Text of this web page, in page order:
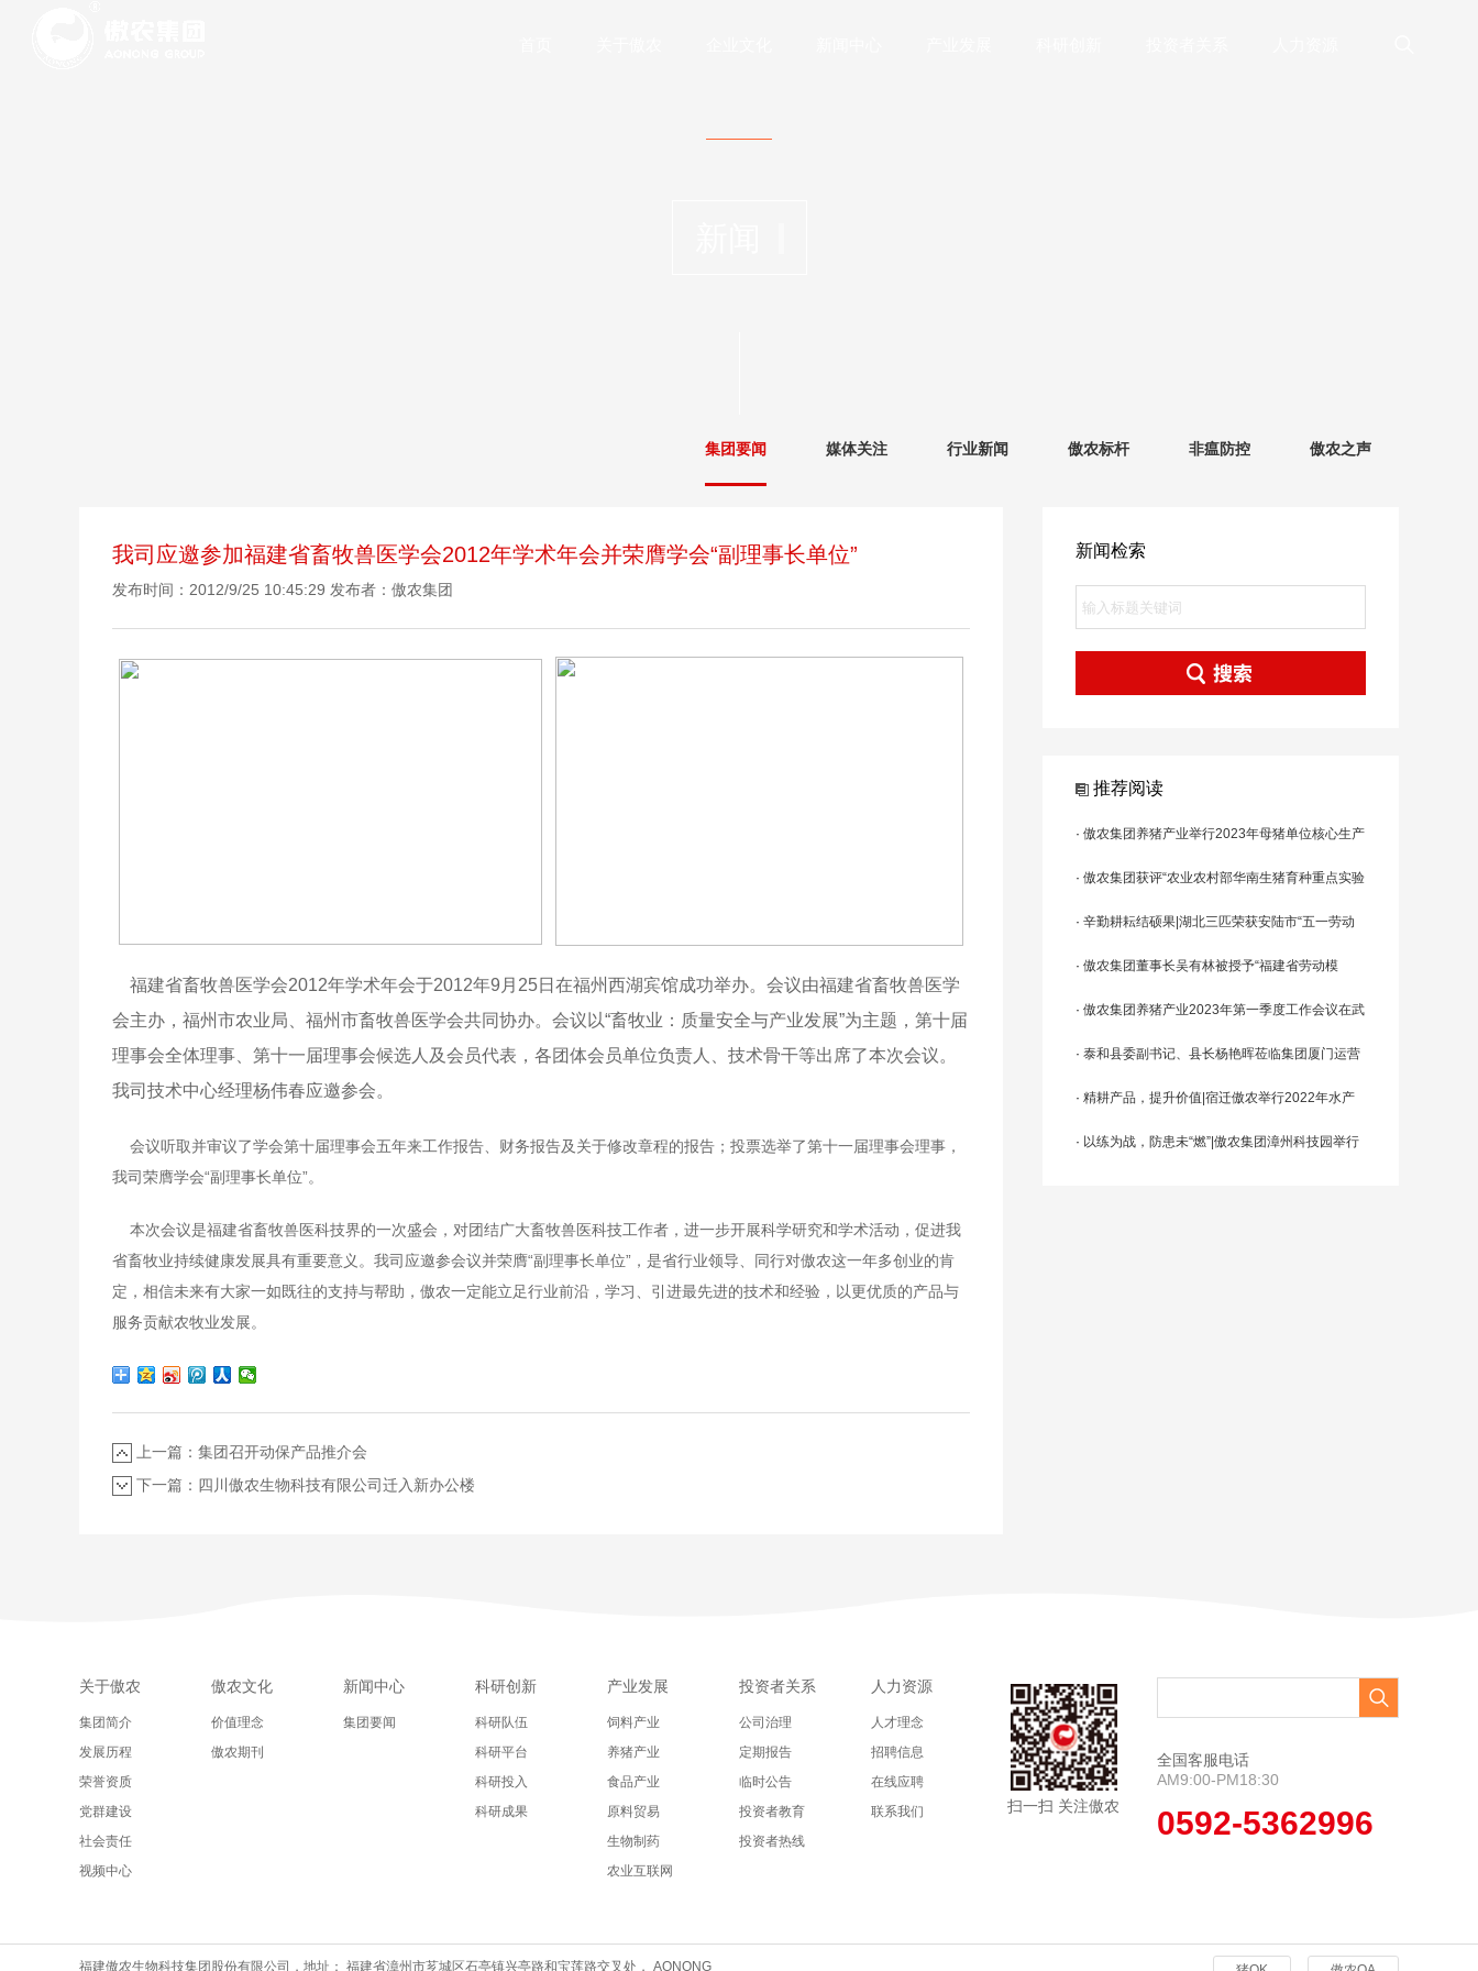
集团要闻 媒体关注 行业新闻 傲农标杆 非瘟防控 傲农之声
我司应邀参加福建省畜牧兽医学会2012年学术年会并荣膺学会“副理事长单位”
发布时间：2012/9/25 10:45:29 发布者：傲农集团
福建省畜牧兽医学会2012年学术年会于2012年9月25日在福州西湖宾馆成功举办。会议由福建省畜牧兽医学
会主办，福州市农业局、福州市畜牧兽医学会共同协办。会议以“畜牧业：质量安全与产业发展”为主题，第十届
理事会全体理事、第十一届理事会候选人及会员代表，各团体会员单位负责人、技术骨干等出席了本次会议。
我司技术中心经理杨伟春应邀参会。
会议听取并审议了学会第十届理事会五年来工作报告、财务报告及关于修改章程的报告；投票选举了第十一届理事会理事，
我司荣膺学会“副理事长单位”。
本次会议是福建省畜牧兽医科技界的一次盛会，对团结广大畜牧兽医科技工作者，进一步开展科学研究和学术活动，促进我
省畜牧业持续健康发展具有重要意义。我司应邀参会议并荣膺“副理事长单位”，是省行业领导、同行对傲农这一年多创业的肯
定，相信未来有大家一如既往的支持与帮助，傲农一定能立足行业前沿，学习、引进最先进的技术和经验，以更优质的产品与
服务贡献农牧业发展。
上一篇：集团召开动保产品推介会
下一篇：四川傲农生物科技有限公司迁入新办公楼
新闻检索
推荐阅读
· 傲农集团养猪产业举行2023年母猪单位核心生产
技术干部培训（第三期）
· 傲农集团获评“农业农村部华南生猪育种重点实验
室”
· 辛勤耕耘结硕果|湖北三匹荣获安陆市“五一劳动
奖”
· 傲农集团董事长吴有林被授予“福建省劳动模
范”荣誉称号
· 傲农集团养猪产业2023年第一季度工作会议在武
汉召开
· 泰和县委副书记、县长杨艳晖莅临集团厦门运营
总部考察交流
· 精耕产品，提升价值|宿迁傲农举行2022年水产
养殖技术交流会
· 以练为战，防患未“燃”|傲农集团漳州科技园举行
关于傲农
集团简介
发展历程
荣誉资质
党群建设
社会责任
视频中心
傲农文化
价值理念
傲农期刊
新闻中心
集团要闻
科研创新
科研队伍
科研平台
科研投入
科研成果
产业发展
饲料产业
养猪产业
食品产业
原料贸易
生物制药
农业互联网
投资者关系
公司治理
定期报告
临时公告
投资者教育
投资者热线
人力资源
人才理念
招聘信息
在线应聘
联系我们
扫一扫 关注傲农
全国客服电话
AM9:00-PM18:30
0592-5362996
福建傲农生物科技集团股份有限公司，地址： 福建省漳州市芗城区石亭镇兴亭路和宝莲路交叉处， AONONG